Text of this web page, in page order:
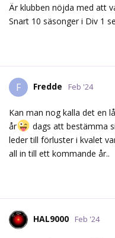
Är klubben nöjda med att
Snart 10 säsonger i Div 1
F Fredde Feb '24
Kan man nog kalla det en
år
dags att bestämma
leder till förluster i kvalet
all in till ett kommande år..
HAL9000 Feb '24